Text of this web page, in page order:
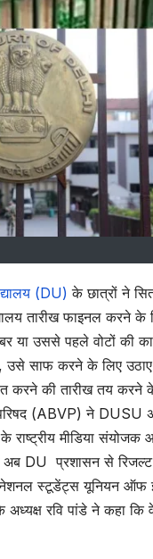
(DU) के छात्रों ने
तारीख फाइनल करने के
या उससे पहले वोटों की
उसे साफ करने के लिए
करने की तारीख तय
परिषद (ABVP) ने
राष्ट्रीय मीडिया
DU प्रशासन से रिजल्ट
स्टूडेंट्स यूनियन ऑफ
रवि पांडे ने कहा